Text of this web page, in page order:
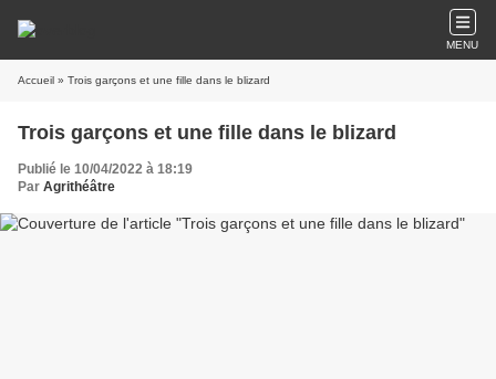
MENU
Accueil » Trois garçons et une fille dans le blizard
Trois garçons et une fille dans le blizard
Publié le 10/04/2022 à 18:19
Par Agrithéâtre